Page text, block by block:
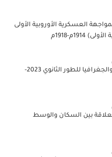
العسكرية الأوروبية الأولى
1914م-1918م
منهاج التاريخ والجغرافيا للطور الثانوي 2023-
بين السكان والوسط